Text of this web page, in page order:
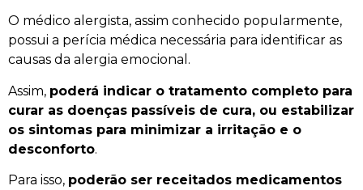
O médico alergista, assim conhecido popularmente,
possui a perícia médica necessária para identificar as
causas da alergia emocional.
Assim, poderá indicar o tratamento completo para
curar as doenças passíveis de cura, ou estabilizar
os sintomas para minimizar a irritação e o
desconforto.
Para isso, poderão ser receitados medicamentos